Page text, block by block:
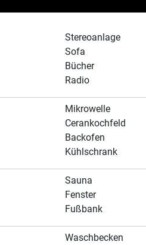
Stereoanlage
Sofa
Bücher
Radio
Mikrowelle
Cerankochfeld
Backofen
Kühlschrank
Sauna
Fenster
Fußbank
Waschbecken